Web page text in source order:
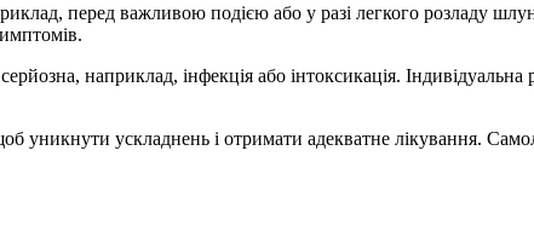
перед важливою подією або у разі легкого розладу
наприклад, інфекція або інтоксикація. Індивідуальна
уникнути ускладнень і отримати адекватне лікування.